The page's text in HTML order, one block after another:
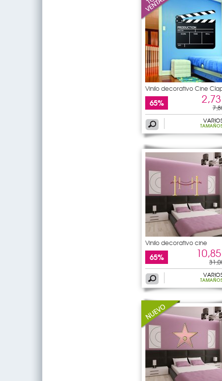
Vinilo decorativo Cine
65%
Vinilo decorativo cine
65%